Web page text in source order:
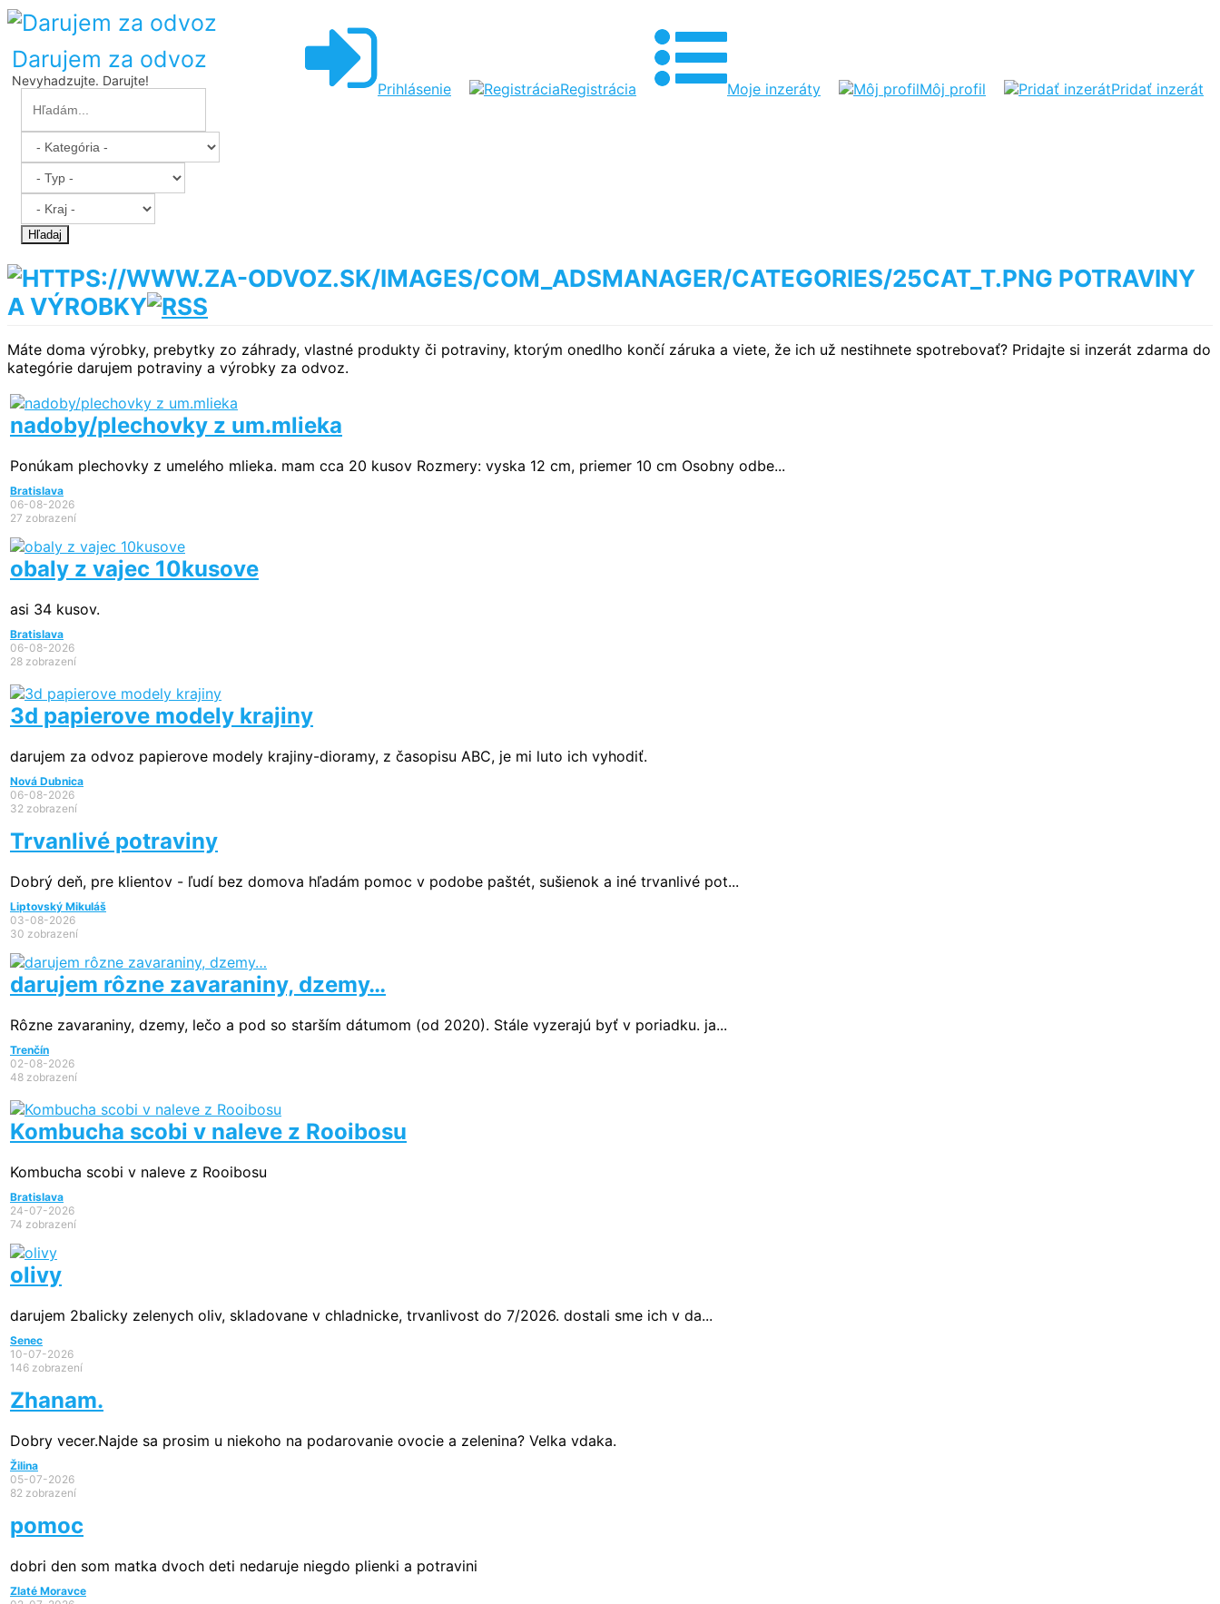
Prihlásenie Registrácia Moje inzeráty Môj profil Pridať inzerát
Darujem za odvoz
Nevyhadzujte. Darujte!
Hľadaj
POTRAVINY
A VÝROBKY
Máte doma výrobky, prebytky zo záhrady, vlastné produkty či potraviny, ktorým onedlho končí záruka a viete, že ich už nestihnete spotrebovať? Pridajte si inzerát zdarma do
kategórie darujem potraviny a výrobky za odvoz.
nadoby/plechovky z um.mlieka
Ponúkam plechovky z umelého mlieka. mam cca 20 kusov Rozmery: vyska 12 cm, priemer 10 cm Osobny odbe...
Bratislava
06-08-2026
27 zobrazení
obaly z vajec 10kusove
asi 34 kusov.
Bratislava
06-08-2026
28 zobrazení
3d papierove modely krajiny
darujem za odvoz papierove modely krajiny-dioramy, z časopisu ABC, je mi luto ich vyhodiť.
Nová Dubnica
06-08-2026
32 zobrazení
Trvanlivé potraviny
Dobrý deň, pre klientov - ľudí bez domova hľadám pomoc v podobe paštét, sušienok a iné trvanlivé pot...
Liptovský Mikuláš
03-08-2026
30 zobrazení
darujem rôzne zavaraniny, dzemy…
Rôzne zavaraniny, dzemy, lečo a pod so starším dátumom (od 2020). Stále vyzerajú byť v poriadku. ja...
Trenčín
02-08-2026
48 zobrazení
Kombucha scobi v naleve z Rooibosu
Kombucha scobi v naleve z Rooibosu
Bratislava
24-07-2026
74 zobrazení
olivy
darujem 2balicky zelenych oliv, skladovane v chladnicke, trvanlivost do 7/2026. dostali sme ich v da...
Senec
10-07-2026
146 zobrazení
Zhanam.
Dobry vecer.Najde sa prosim u niekoho na podarovanie ovocie a zelenina? Velka vdaka.
Žilina
05-07-2026
82 zobrazení
pomoc
dobri den som matka dvoch deti nedaruje niegdo plienki a potravini
Zlaté Moravce